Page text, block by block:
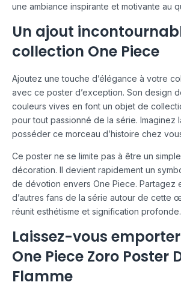
une ambiance inspirante et motivante au
Un ajout
collection One Piece
Ajoutez une touche d’élégance à votre
avec ce poster d’exception. Son design
couleurs vives en font un objet de
pour tout passionné de la série. Imaginez
posséder ce morceau d’histoire chez
Ce poster ne se limite pas à être un
décoration. Il devient rapidement un
de dévotion envers One Piece. Partagez
d’autres fans de la série autour de cette
réunit esthétisme et signification profonde.
Laissez-vous
One Piece Zoro Poster
Flamme